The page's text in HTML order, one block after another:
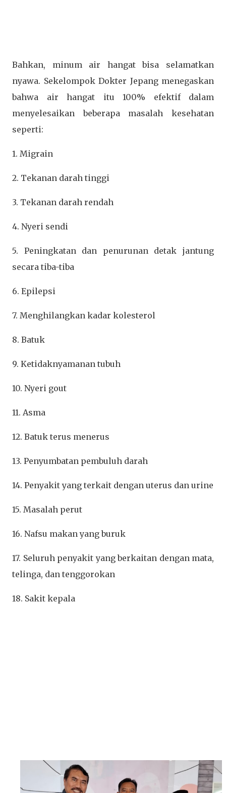
Bahkan, minum air hangat bisa selamatkan
nyawa. Sekelompok Dokter Jepang menegaskan
bahwa air hangat itu 100% efektif dalam
menyelesaikan beberapa masalah kesehatan
seperti:
1. Migrain
2. Tekanan darah tinggi
3. Tekanan darah rendah
4. Nyeri sendi
5. Peningkatan dan penurunan detak jantung
secara tiba-tiba
6. Epilepsi
7. Menghilangkan kadar kolesterol
8. Batuk
9. Ketidaknyamanan tubuh
10. Nyeri gout
11. Asma
12. Batuk terus menerus
13. Penyumbatan pembuluh darah
14. Penyakit yang terkait dengan uterus dan urine
15. Masalah perut
16. Nafsu makan yang buruk
17. Seluruh penyakit yang berkaitan dengan mata,
telinga, dan tenggorokan
18. Sakit kepala